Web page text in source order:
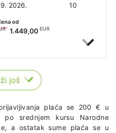
2026. 10
od
1.449,00 EUR
još
plaća se 200 € u
srednjem kursu Narodne
a ostatak sume plaća se u